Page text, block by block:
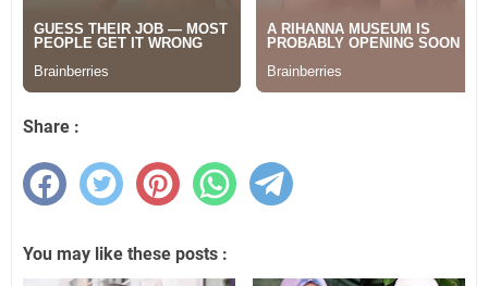
Share :
You may like these posts :